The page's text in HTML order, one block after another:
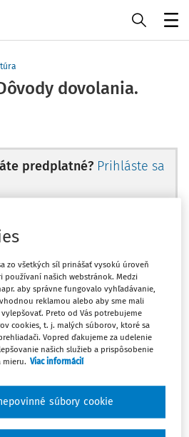
dovolania.
predplatné? Prihláste sa
ste si prečítali len
obsah z tejto oblasti je
portálu.
prístup na 10 dní
sa len zaregistrovať.
zo všetkých síl prinášať vysokú úroveň
našich webstránok. Medzi
aby správne fungovalo vyhľadávanie,
reklamou alebo aby sme mali
Preto od Vás potrebujeme
cookies, t. j. malých súborov, ktoré sa
Vopred ďakujeme za udelenie
našich služieb a prispôsobenie
mieru. Viac informácií
súbory cookie